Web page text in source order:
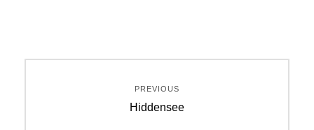
PREVIOUS
Previous
Hiddensee